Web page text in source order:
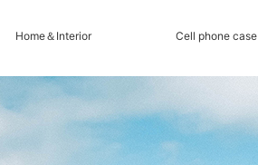
Home＆Interior Cell phone case